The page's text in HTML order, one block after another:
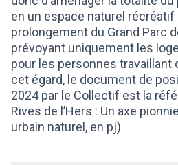
en un espace naturel récréatif
prolongement du Grand Parc
prévoyant uniquement les
pour les personnes travaillant
cet égard, le document de
2024 par le Collectif est la
Rives de l’Hers : Un axe
urbain naturel, en pj)